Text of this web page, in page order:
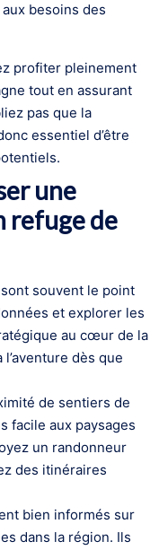
besoins des
profiter pleinement
tout en assurant
pas que la
essentiel d’être
une
refuge de
souvent le point
et explorer les
au cœur de la
dès que
de sentiers de
facile aux paysages
un randonneur
des itinéraires
bien informés sur
dans la région. Ils